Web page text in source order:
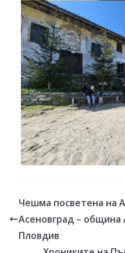
Чешма посветена на
Асеновград – община
Пловдив